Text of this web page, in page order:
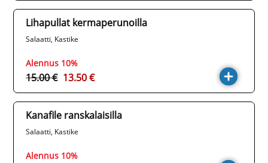
Lihapullat kermaperunoilla
Salaatti, Kastike
Alennus 10%
15.00 € 13.50 €
Kanafile ranskalaisilla
Salaatti, Kastike
Alennus 10%